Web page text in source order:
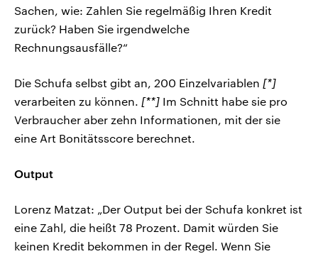
Sachen, wie: Zahlen Sie regelmäßig Ihren Kredit
zurück? Haben Sie irgendwelche
Rechnungsausfälle?“
Die Schufa selbst gibt an, 200 Einzelvariablen [*]
verarbeiten zu können. [**] Im Schnitt habe sie pro
Verbraucher aber zehn Informationen, mit der sie
eine Art Bonitätsscore berechnet.
Output
Lorenz Matzat: „Der Output bei der Schufa konkret ist
eine Zahl, die heißt 78 Prozent. Damit würden Sie
keinen Kredit bekommen in der Regel. Wenn Sie